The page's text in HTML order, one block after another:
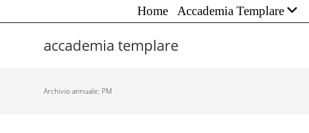
al
Home Accademia Templare
accademia templare
Archivio annuale: PM